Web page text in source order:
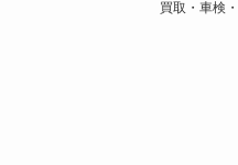
買取・車検